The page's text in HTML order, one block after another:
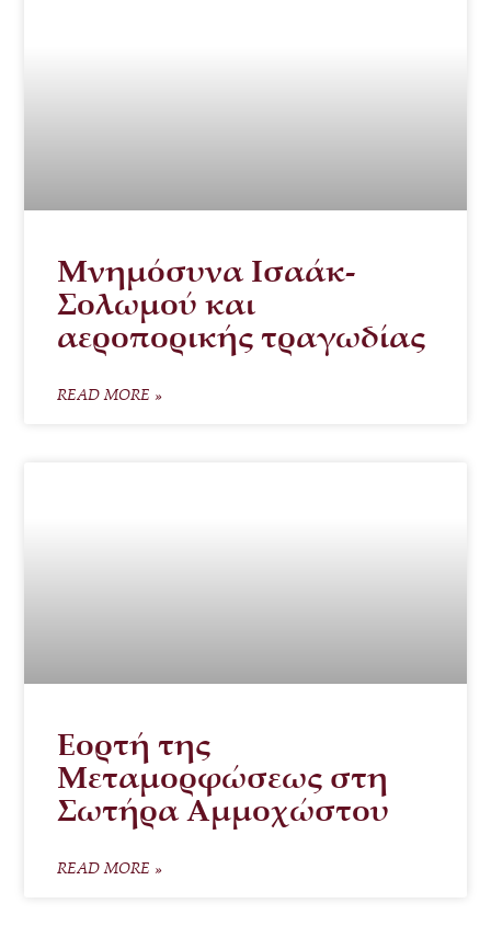
Μνημόσυνα Ισαάκ-
Σολωμού και
αεροπορικής τραγωδίας
READ MORE »
Εορτή της
Μεταμορφώσεως στη
Σωτήρα Αμμοχώστου
READ MORE »